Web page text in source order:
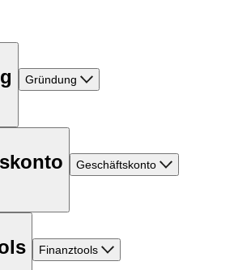
Gründung
Geschäftskonto
Finanztools